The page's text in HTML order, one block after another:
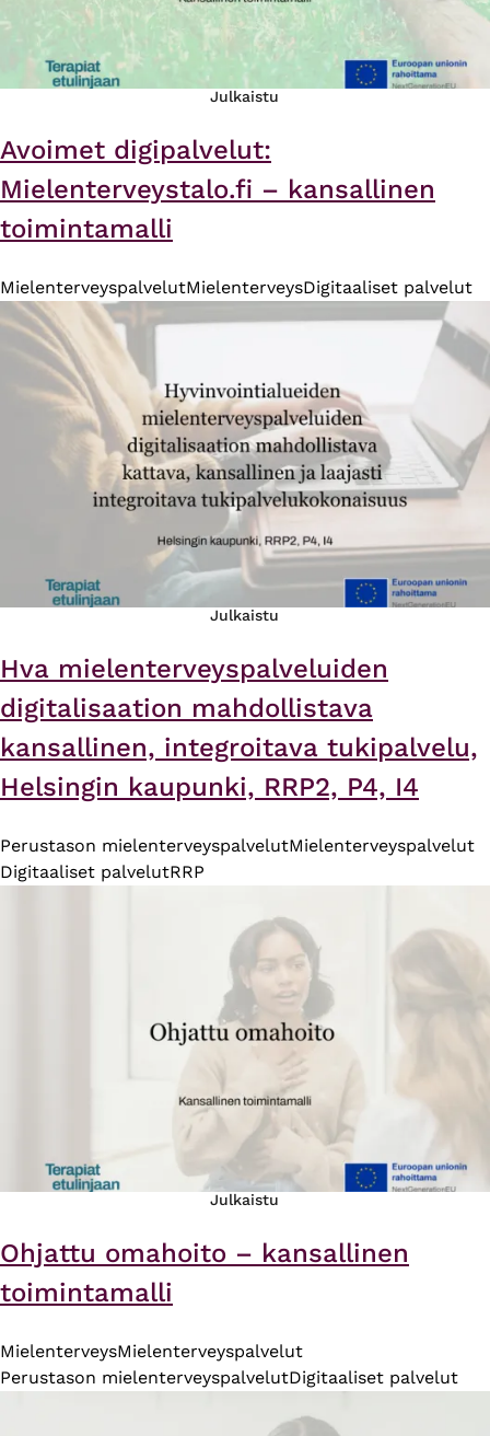
Julkaistu
Avoimet digipalvelut:
Mielenterveystalo.fi – kansallinen
toimintamalli
MielenterveyspalvelutMielenterveysDigitaaliset palvelut
Julkaistu
Hva mielenterveyspalveluiden
digitalisaation mahdollistava
kansallinen, integroitava tukipalvelu,
Helsingin kaupunki, RRP2, P4, I4
Perustason mielenterveyspalvelutMielenterveyspalvelut
Digitaaliset palvelutRRP
Julkaistu
Ohjattu omahoito – kansallinen
toimintamalli
MielenterveysMielenterveyspalvelut
Perustason mielenterveyspalvelutDigitaaliset palvelut